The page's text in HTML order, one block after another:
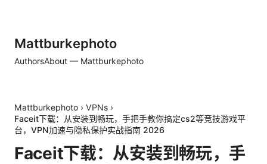
Mattburkephoto
AuthorsAbout — Mattburkephoto
Mattburkephoto › VPNs ›
Faceit下载：从安装到畅玩，手把手教你搞定cs2等竞技游戏平
台，VPN加速与隐私保护实战指南 2026
Faceit下载：从安装到畅玩，手